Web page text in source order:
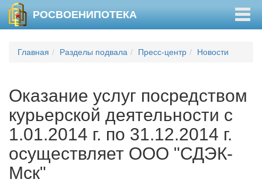
РОСВОЕНИПОТЕКА
Главная Разделы подвала Пресс-центр Новости
Оказание услуг посредством
курьерской деятельности с
1.01.2014 г. по 31.12.2014 г.
осуществляет ООО "СДЭК-
Мск"